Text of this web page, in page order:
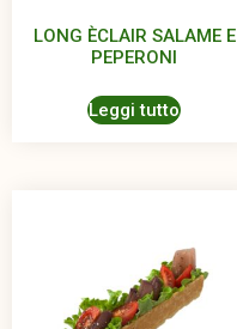
LONG ÈCLAIR SALAME E
PEPERONI
Leggi tutto